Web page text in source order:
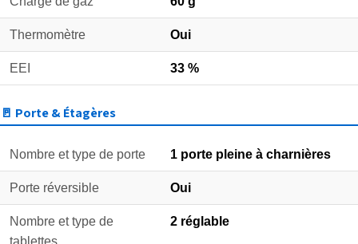
Thermomètre Oui
EEI 33 %
🚪 Porte & Étagères
Nombre et type de porte 1 porte pleine à charnières
Porte réversible Oui
Nombre et type de
tablettes
2 réglable